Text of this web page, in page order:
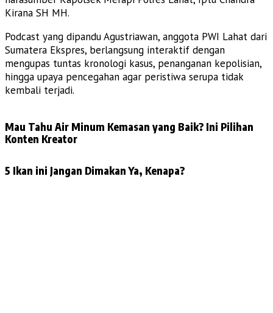
Kirana SH MH.
Podcast yang dipandu Agustriawan, anggota PWI Lahat dari
Sumatera Ekspres, berlangsung interaktif dengan
mengupas tuntas kronologi kasus, penanganan kepolisian,
hingga upaya pencegahan agar peristiwa serupa tidak
kembali terjadi.
Mau Tahu Air Minum Kemasan yang Baik? Ini Pilihan
Konten Kreator
5 Ikan ini Jangan Dimakan Ya, Kenapa?